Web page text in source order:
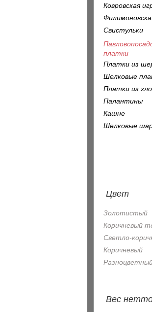
Ковровская
Свистульки
платки
Платки из
Шелковые
Платки из
Палантины
Кашне
Шелковые
Цвет
Золотистый
Коричневый
Светло-
Коричневый
Вес